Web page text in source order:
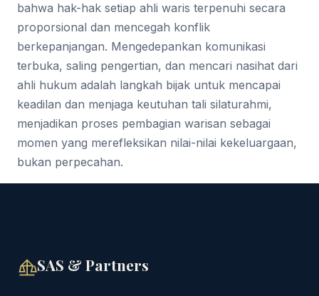
bahwa hak-hak setiap ahli waris terpenuhi secara
proporsional dan mencegah konflik
berkepanjangan. Mengedepankan komunikasi
terbuka, saling pengertian, dan mencari nasihat dari
ahli hukum adalah langkah bijak untuk mencapai
keadilan dan menjaga keutuhan tali silaturahmi,
menjadikan proses pembagian warisan sebagai
momen yang merefleksikan nilai-nilai kekeluargaan,
bukan perpecahan.
SAS & Partners